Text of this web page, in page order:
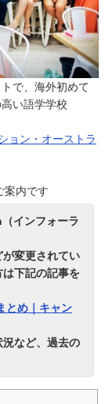
で、海外初めて
い語学学校
ョン・オーストラ
案内です
インフォーラ
変更されてい
下記の記事を
とめ｜キャン
など、過去の